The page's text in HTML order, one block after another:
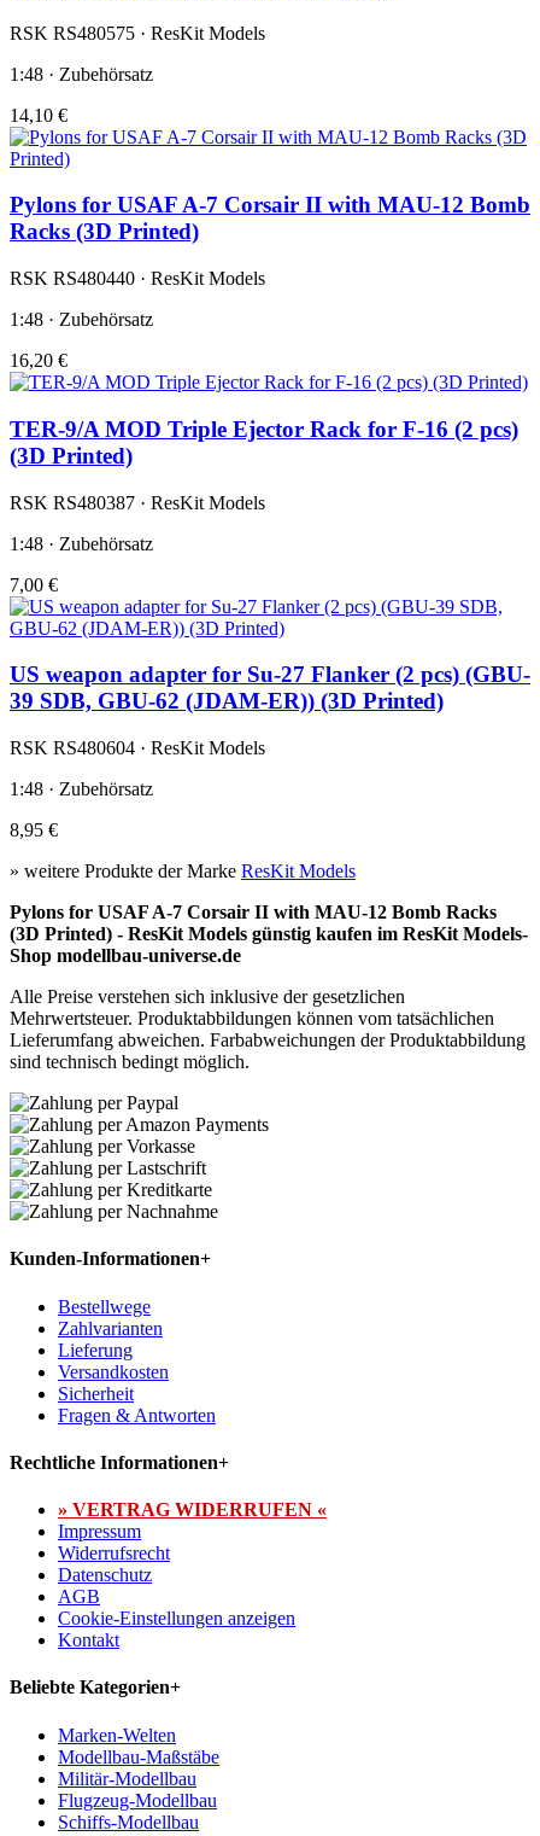
RSK RS480575 · ResKit Models
1:48 · Zubehörsatz
14,10 €
Pylons for USAF A-7 Corsair II with MAU-12 Bomb
Racks (3D Printed)
RSK RS480440 · ResKit Models
1:48 · Zubehörsatz
16,20 €
TER-9/A MOD Triple Ejector Rack for F-16 (2 pcs)
(3D Printed)
RSK RS480387 · ResKit Models
1:48 · Zubehörsatz
7,00 €
US weapon adapter for Su-27 Flanker (2 pcs) (GBU-
39 SDB, GBU-62 (JDAM-ER)) (3D Printed)
RSK RS480604 · ResKit Models
1:48 · Zubehörsatz
8,95 €
» weitere Produkte der Marke ResKit Models
Pylons for USAF A-7 Corsair II with MAU-12 Bomb Racks
(3D Printed) - ResKit Models günstig kaufen im ResKit Models-
Shop modellbau-universe.de
Alle Preise verstehen sich inklusive der gesetzlichen
Mehrwertsteuer. Produktabbildungen können vom tatsächlichen
Lieferumfang abweichen. Farbabweichungen der Produktabbildung
sind technisch bedingt möglich.
Kunden-Informationen+
Bestellwege
Zahlvarianten
Lieferung
Versandkosten
Sicherheit
Fragen & Antworten
Rechtliche Informationen+
» VERTRAG WIDERRUFEN «
Impressum
Widerrufsrecht
Datenschutz
AGB
Cookie-Einstellungen anzeigen
Kontakt
Beliebte Kategorien+
Marken-Welten
Modellbau-Maßstäbe
Militär-Modellbau
Flugzeug-Modellbau
Schiffs-Modellbau